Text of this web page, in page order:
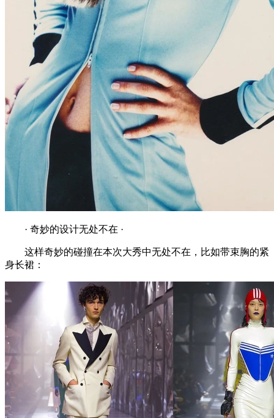
· 奇妙的设计无处不在 ·
这样奇妙的碰撞在本次大秀中无处不在，比如带束胸的紧
身长裙：